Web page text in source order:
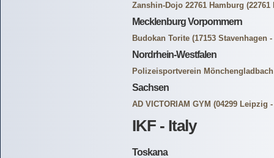
Zanshin-Dojo 22761 Hamburg
Mecklenburg Vorpommern
Budokan Torite (17153 Stavenhagen
Nordrhein-Westfalen
Polizeisportverein Mönchengladbach
Sachsen
AD VICTORIAM GYM (04299 Leipzig
IKF - Italy
Toskana